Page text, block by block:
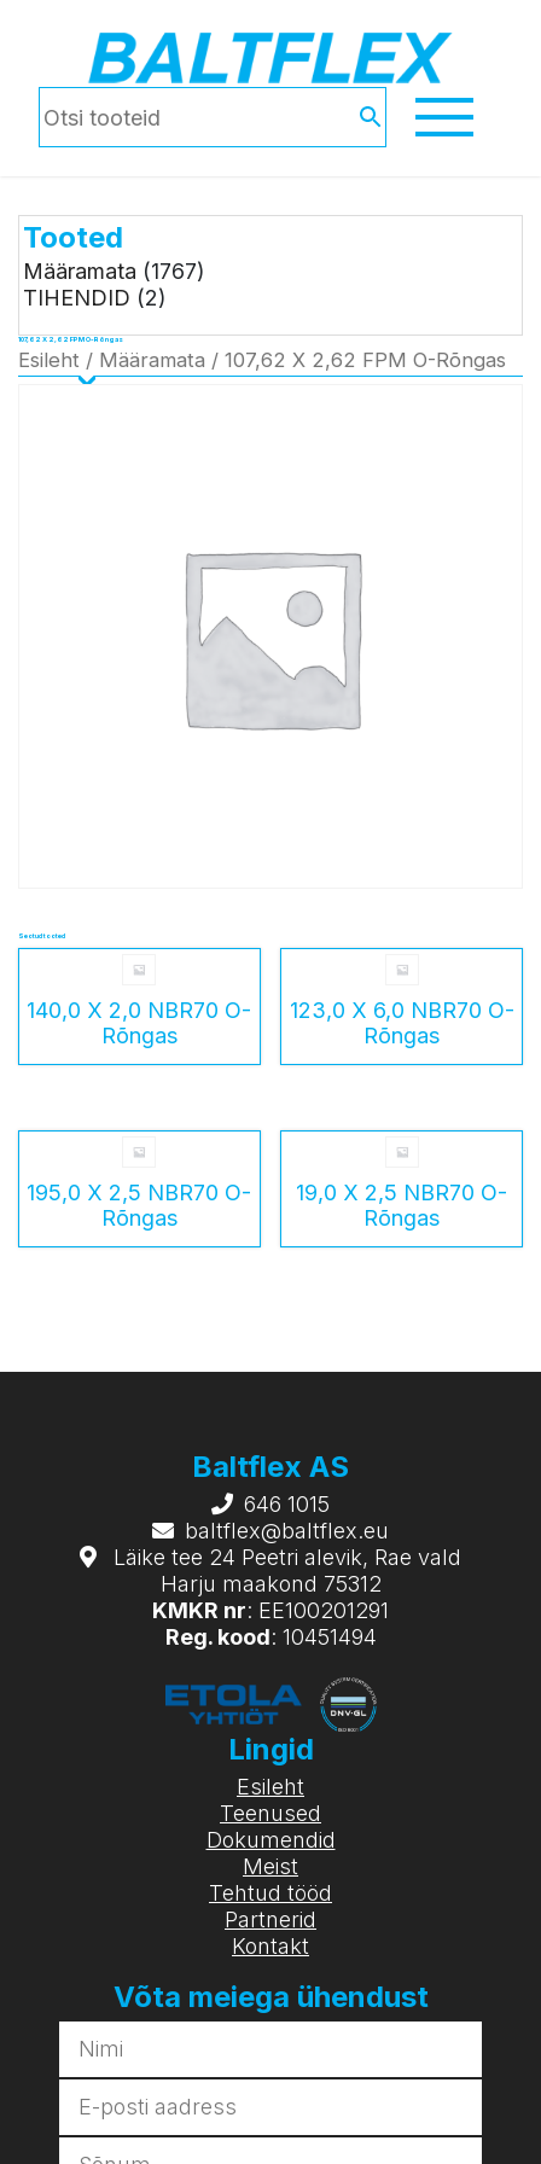
Tooted
Määramata (1767)
TIHENDID (2)
107,62 X 2,62 FPM O-Rõngas
Esileht / Määramata / 107,62 X 2,62 FPM O-Rõngas
Seotud tooted
140,0 X 2,0 NBR70 O-
Rõngas
123,0 X 6,0 NBR70 O-
Rõngas
195,0 X 2,5 NBR70 O-
Rõngas
19,0 X 2,5 NBR70 O-
Rõngas
Baltflex AS
646 1015
baltflex@baltflex.eu
Läike tee 24 Peetri alevik, Rae vald
Harju maakond 75312
KMKR nr: EE100201291
Reg. kood: 10451494
Lingid
Esileht
Teenused
Dokumendid
Meist
Tehtud tööd
Partnerid
Kontakt
Võta meiega ühendust